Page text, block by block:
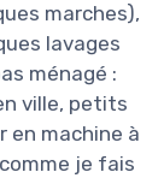
marches),
lavages
ménagé :
ville, petits
en machine à
je fais